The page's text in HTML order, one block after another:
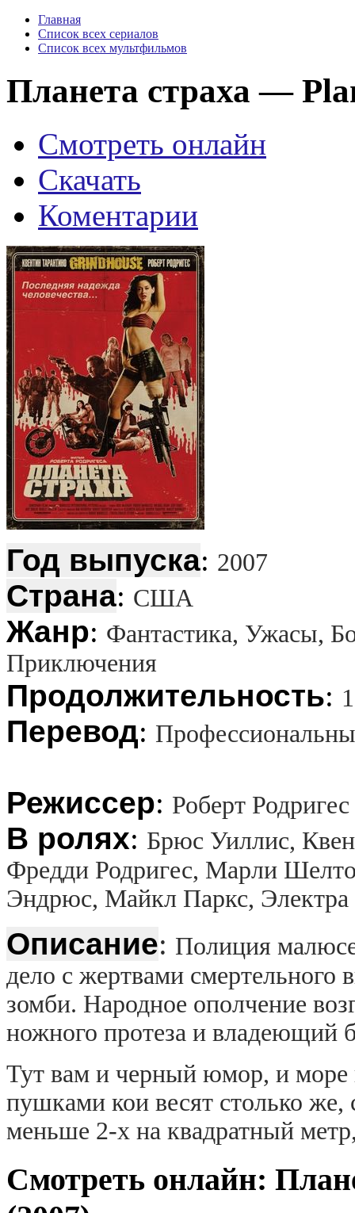
Главная
Список всех сериалов
Список всех мультфильмов
Планета страха —
Смотреть онлайн
Скачать
Коментарии
Год выпуска: 2007
Страна: США
Жанр: Фантастика, Ужасы,
Приключения
Продолжительность:
Перевод:
Режиссер: Роберт
В ролях: Брюс Уиллис,
Фредди Родригес, Марли
Эндрюс, Майкл Паркс,
Описание: Полиция
дело с жертвами
зомби. Народное ополчение
ножного протеза и владеющий
Тут вам и черный юмор, и
пушками кои весят столько же,
меньше 2-х на квадратный
Смотреть онлайн: